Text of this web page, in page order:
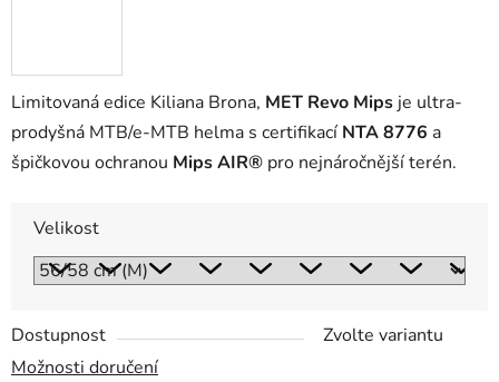
Limitovaná edice Kiliana Brona, MET Revo Mips je ultra-
prodyšná MTB/e-MTB helma s certifikací NTA 8776 a
špičkovou ochranou Mips AIR® pro nejnáročnější terén.
Velikost
Dostupnost
Zvolte variantu
Možnosti doručení